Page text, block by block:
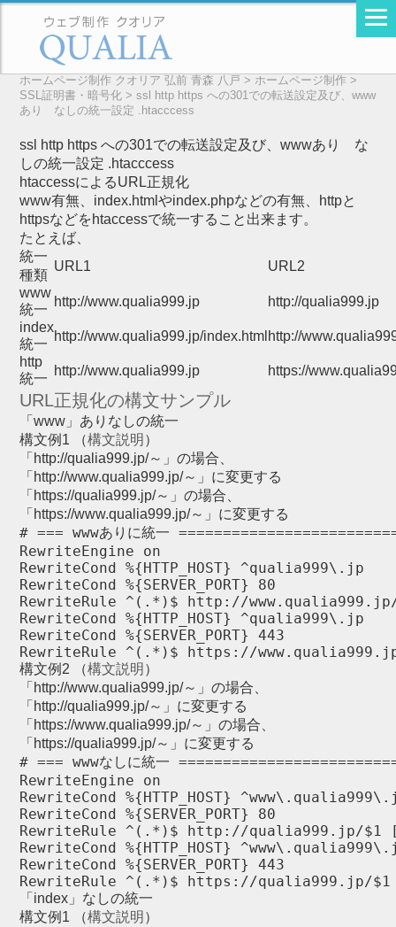
ホームページ制作 クオリア 弘前 青森 八戸 > ホームページ制作 >
SSL証明書・暗号化 >ssl http https への301での転送設定及び、www
あり なしの統一設定 .htacccess
ssl http https への301での転送設定及び、wwwあり な
しの統一設定 .htacccess
htaccessによるURL正規化
www有無、index.htmlやindex.phpなどの有無、httpと
httpsなどをhtaccessで統一すること出来ます。
たとえば、
統一
種類
URL1
URL2
www
統一
http://www.qualia999.jp
http://qualia999.jp
index
統一
http://www.qualia999.jp/index.html http://
http
統一
http://www.qualia999.jp https://
URL正規化の構文サンプル
「www」ありなしの統一
構文例1 （構文説明 ）
「http://qualia999.jp/～」の場合、
「http://www.qualia999.jp/～」に変更する
「https://qualia999.jp/～」の場合、
「https://www.qualia999.jp/～」に変更する
# === wwwありに統一
RewriteEngine on
RewriteCond %{HTTP_HOST} ^qualia999\.jp
RewriteCond %{SERVER_PORT} 80
RewriteRule ^(.*)$ http://
RewriteCond %{HTTP_HOST} ^qualia999\.jp
RewriteCond %{SERVER_PORT} 443
RewriteRule ^(.*)$ https://
構文例2 （構文説明 ）
「http://www.qualia999.jp/～」の場合、
「http://qualia999.jp/～」に変更する
「https://www.qualia999.jp/～」の場合、
「https://qualia999.jp/～」に変更する
# === wwwなしに統一
RewriteEngine on
RewriteCond %{HTTP_HOST}
RewriteCond %{SERVER_PORT} 80
RewriteRule ^(.*)$ http://qualia999.jp/$1
RewriteCond %{HTTP_HOST}
RewriteCond %{SERVER_PORT} 443
RewriteRule ^(.*)$ https://qualia999.jp/$1
「index」なしの統一
構文例1 （構文説明 ）